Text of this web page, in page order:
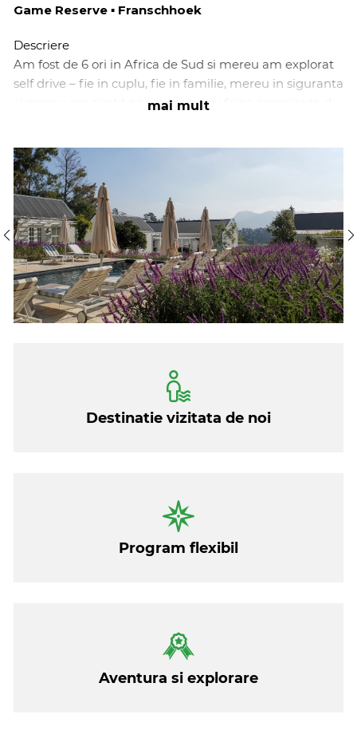
Game Reserve ▪ Franschhoek
Descriere
Am fost de 6 ori in Africa de Sud si mereu am explorat
self drive – fie in cuplu, fie in familie, mereu in siguranta
si mereu am simtit ca este cea mai faina experienta de
Am creat pentru voi un itinerariu lejer care noua ne
place foarte mult. Este gandit pentru cupluri care vor
libertate de miscare si experiente autentice: Cape Town
vibrant, drumuri spectaculoase pe Garden Route, un
soft-safari memorabil intr-o rezervatie privata si final
romantic in inima podgoriilor din Franschhoek. Vei
combina confortul cazarilor atent alese cu placerea
condusului pe trasee idilice, opriri foodie si vinuri
zilnica adaptata pentru a avea timp de explorare in
ritmul tau. De zboruri ne ocupam tot noi, masina de
inchiriat (automata, asigurare completa) este deja
harta, tips and tricks, what to do, how to do, when to do,
etc) intr-un document usor de parcurs pe care sa il ai la
indemana, exact ca pe un ghid privat mereu la
dispozitia ta, doar ca virtual. Le primesti aproape de
– vibe-ul Cape Town-ului
mai mult
Destinatie vizitata de noi
Program flexibil
Aventura si explorare